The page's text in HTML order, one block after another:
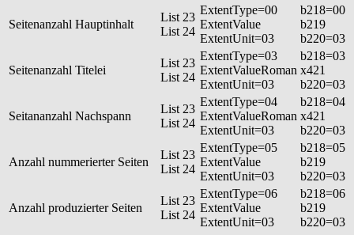
Seitenanzahl Hauptinhalt
List 23
List 24
ExtentType=00
ExtentValue
ExtentUnit=03
b218=00
b219
b220=03
Seitenanzahl Titelei
List 23
List 24
ExtentType=03
ExtentValueRoman
ExtentUnit=03
b218=03
x421
b220=03
Seitananzahl Nachspann
List 23
List 24
ExtentType=04
ExtentValueRoman
ExtentUnit=03
b218=04
x421
b220=03
Anzahl nummerierter Seiten
List 23
List 24
ExtentType=05
ExtentValue
ExtentUnit=03
b218=05
b219
b220=03
Anzahl produzierter Seiten
List 23
List 24
ExtentType=06
ExtentValue
ExtentUnit=03
b218=06
b219
b220=03